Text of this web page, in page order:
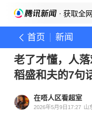
· 获取全
首页 新闻
老了才懂，人
稻盛和夫的7句
在唔人区看超室
2026年5月9日17:27 山